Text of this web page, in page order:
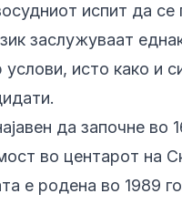
испит да се
заслужуваат
исто како и
да започне во
во центарот на
е родена во 1989